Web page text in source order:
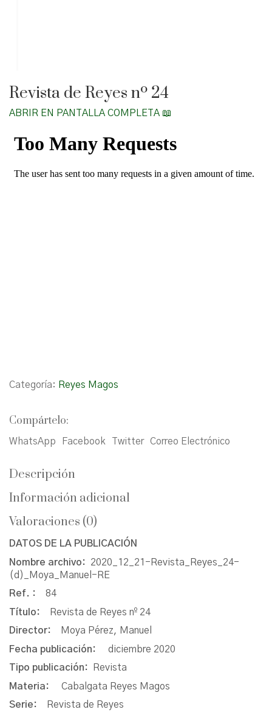
Revista de Reyes nº 24
ABRIR EN PANTALLA COMPLETA 📖
Categoría: Reyes Magos
Compártelo:
WhatsApp Facebook Twitter Correo Electrónico
Descripción
Información adicional
Valoraciones (0)
DATOS DE LA PUBLICACIÓN
Nombre archivo: 2020_12_21-Revista_Reyes_24-
(d)_Moya_Manuel-RE
Ref. : 84
Título:
Revista de Reyes nº 24
Director:
Moya Pérez, Manuel
Fecha publicación: diciembre 2020
Tipo publicación:
Revista
Materia: Cabalgata Reyes Magos
Serie:
Revista de Reyes